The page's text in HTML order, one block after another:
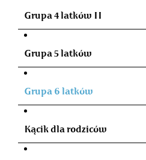
Grupa 4 latków II
Grupa 5 latków
Grupa 6 latków
Kącik dla rodziców